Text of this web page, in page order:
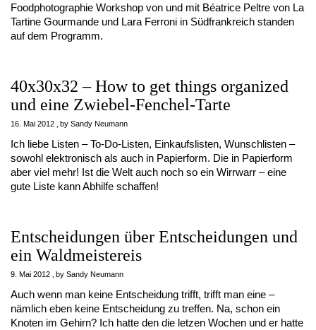
Foodphotographie Workshop von und mit Béatrice Peltre von La
Tartine Gourmande und Lara Ferroni in Südfrankreich standen
auf dem Programm.
40x30x32 – How to get things organized
und eine Zwiebel-Fenchel-Tarte
16. Mai 2012 by Sandy Neumann
Ich liebe Listen – To-Do-Listen, Einkaufslisten, Wunschlisten –
sowohl elektronisch als auch in Papierform. Die in Papierform
aber viel mehr! Ist die Welt auch noch so ein Wirrwarr – eine
gute Liste kann Abhilfe schaffen!
Entscheidungen über Entscheidungen und
ein Waldmeistereis
9. Mai 2012 by Sandy Neumann
Auch wenn man keine Entscheidung trifft, trifft man eine –
nämlich eben keine Entscheidung zu treffen. Na, schon ein
Knoten im Gehirn? Ich hatte den die letzen Wochen und er hatte